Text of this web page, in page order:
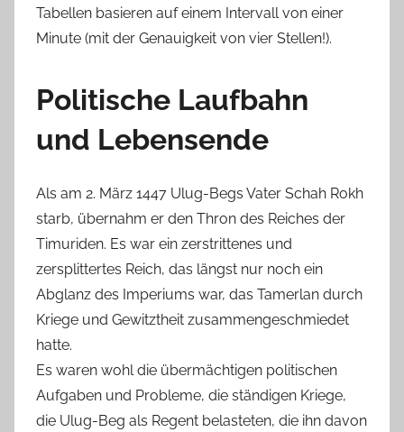
Tabellen basieren auf einem Intervall von einer
Minute (mit der Genauigkeit von vier Stellen!).
Politische Laufbahn
und Lebensende
Als am 2. März 1447 Ulug-Begs Vater Schah Rokh
starb, übernahm er den Thron des Reiches der
Timuriden. Es war ein zerstrittenes und
zersplittertes Reich, das längst nur noch ein
Abglanz des Imperiums war, das Tamerlan durch
Kriege und Gewitztheit zusammengeschmiedet
hatte.
Es waren wohl die übermächtigen politischen
Aufgaben und Probleme, die ständigen Kriege,
die Ulug-Beg als Regent belasteten, die ihn davon